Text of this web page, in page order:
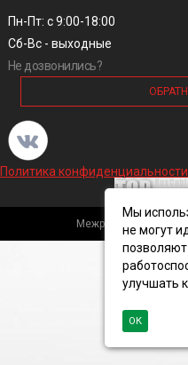
Пн-Пт: с 9:00-18:00
Сб-Вс - выходные
Не дозвонились?
Политика
Межрегиональная
Мы
не могут
улучшать
ОК